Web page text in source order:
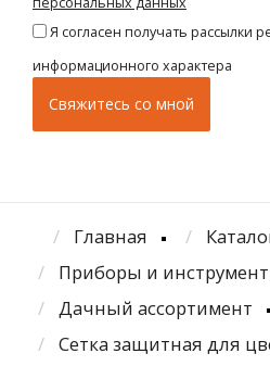
Я согласен получать рассылки
информационного характера
Главная
Приборы и
Дачный ассортимент
Сетка защитная для